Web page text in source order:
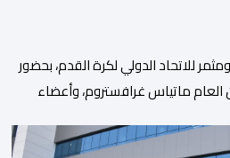
للاتحاد الدولي لكرة القدم، بحضور
العام ماتياس غرافستروم، وأعضاء
الثقة المتبادلة بين القيادة التنفيذية